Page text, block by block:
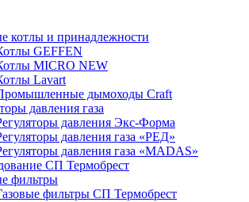
котлы и принадлежности
GEFFEN
MICRO NEW
Lavart
дымоходы Craft
давления газа
давления Экс-Форма
давления газа «РЕД»
давления газа «MADAS»
СП Термобрест
фильтры
фильтры СП Термобрест